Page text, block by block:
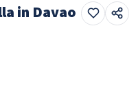
in Davao